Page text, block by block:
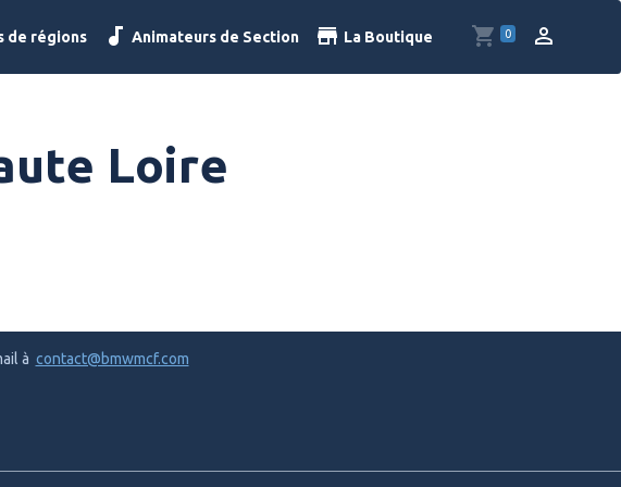
de régions Animateurs de Section La Boutique 0
Loire
à contact@bmwmcf.com